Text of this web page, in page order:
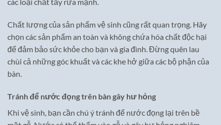
Chất lượng của sản phẩm vệ sinh cũng rất quan trọng. Hãy
chọn các sản phẩm an toàn và không chứa hóa chất độc hại
để đảm bảo sức khỏe cho bạn và gia đình. Đừng quên lau
chùi cả những góc khuất và các khe hở giữa các bộ phận của
bàn.
Tránh để nước đọng trên bàn gây hư hỏng
Khi vệ sinh, bạn cần chú ý tránh để nước đọng lại trên bề